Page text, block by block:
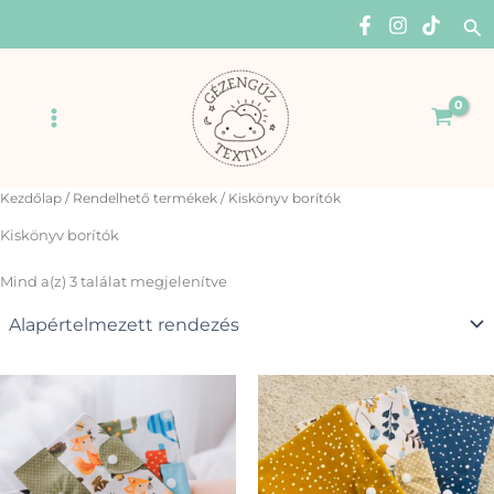
Menu
Kezdőlap / Rendelhető termékek / Kiskönyv borítók
Kiskönyv borítók
Mind a(z) 3 találat megjelenítve
terméknek
több
variációja
a
több